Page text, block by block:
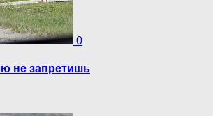
0
не запретишь